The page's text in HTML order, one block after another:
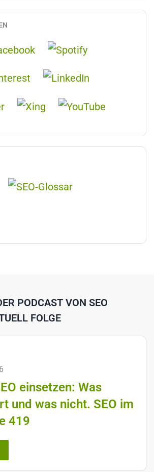
PODCAST VON SEO
FOLGE
einsetzen: Was
und was nicht. SEO im
419